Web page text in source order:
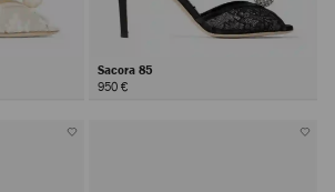
Sacora 85
950 €